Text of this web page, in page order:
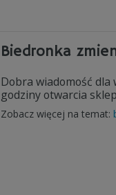
Biedronka
Dobra wiadomość dla
godziny otwarcia
Zobacz więcej na temat: